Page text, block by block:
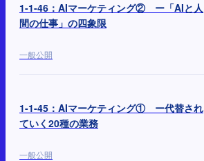
1-1-46：AIマーケティング② ー「AIと人
間の仕事」の四象限
一般公開
1-1-45：AIマーケティング① ー代替され
ていく20種の業務
一般公開